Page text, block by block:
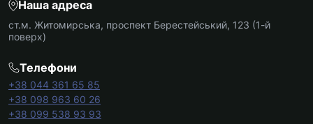
Наша адреса
ст.м. Житомирська, проспект Берестейський, 123 (1-й
поверх)
Телефони
+38 044 361 65 85
+38 098 963 60 26
+38 099 538 93 93